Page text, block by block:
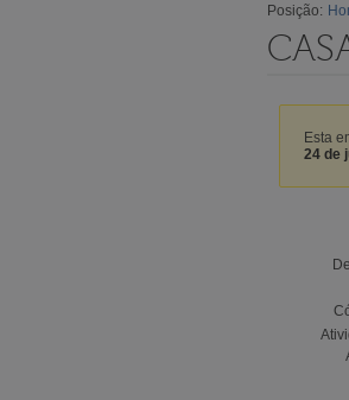
Posição:
Esta
24 de